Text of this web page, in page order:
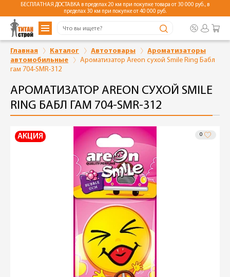
БЕСПЛАТНАЯ ДОСТАВКА в пределах 20 км при покупке товара от 30 000 руб., в
пределах 30 км при покупке от 40 000 руб.
Главная Каталог Автотовары
Ароматизаторы
автомобильные
Ароматизатор Areon сухой Smile Ring Бабл
гам 704-SMR-312
АРОМАТИЗАТОР AREON СУХОЙ SMILE
RING БАБЛ ГАМ 704-SMR-312
0
АКЦИЯ